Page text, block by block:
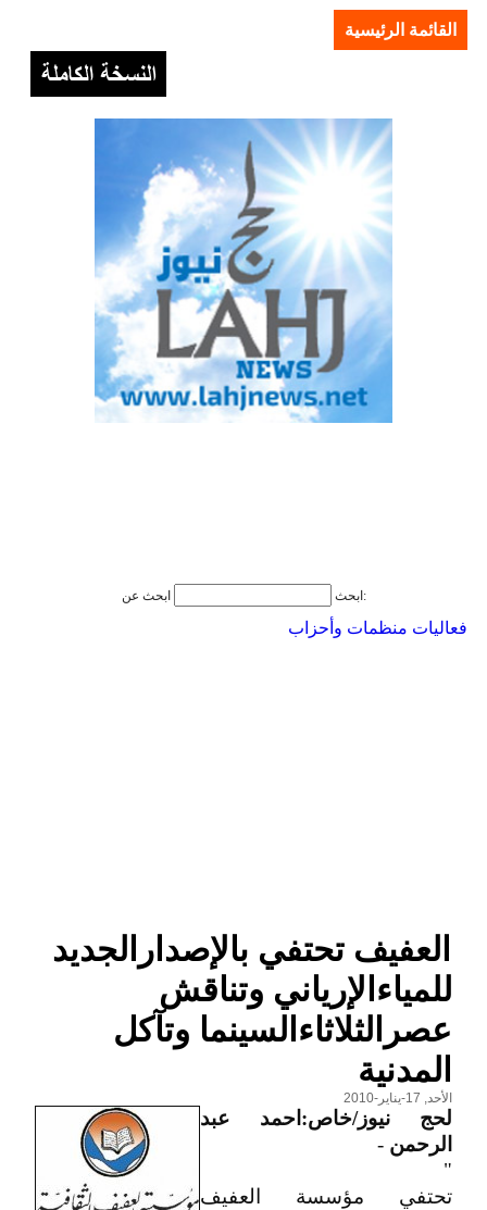
القائمة الرئيسية
ابحث ابحث عن:
فعاليات منظمات وأحزاب
العفيف تحتفي بالإصدارالجديد
للمياءالإرياني وتناقش
عصرالثلاثاءالسينما وتآكل
المدنية
الأحد, 17-يناير-2010
لحج نيوز/خاص:احمد عبد
الرحمن -
"
تحتفي مؤسسة العفيف